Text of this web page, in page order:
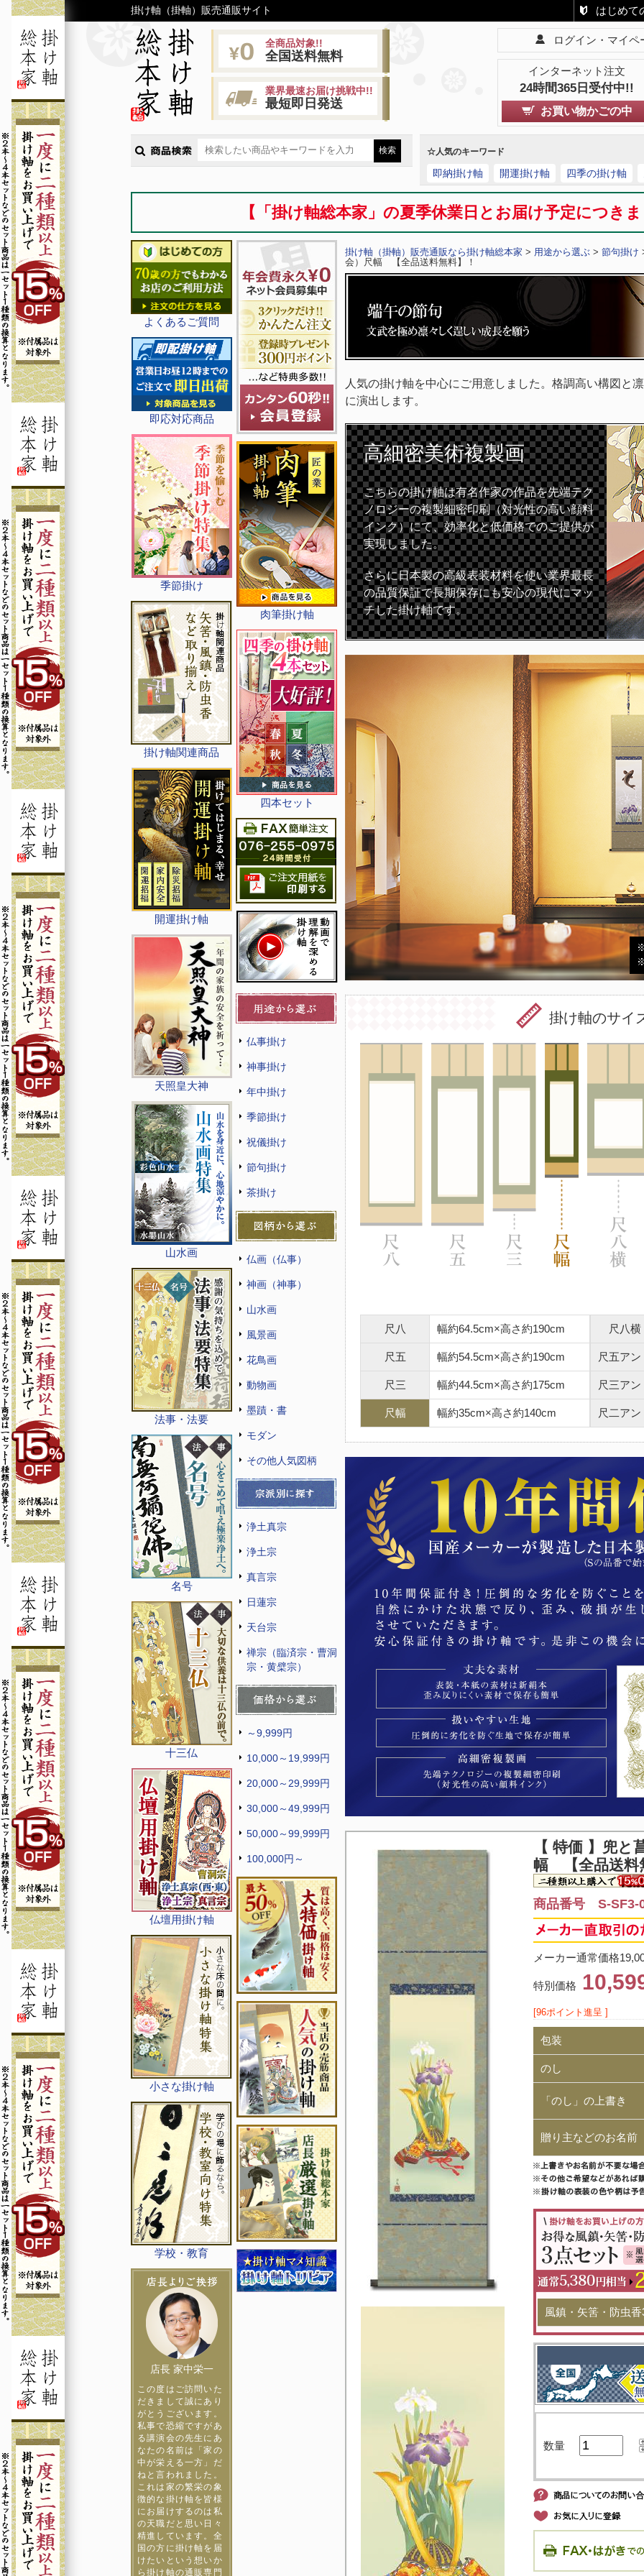
掛け軸（掛軸）販売通販サイト はじめて
全商品対象!!
全国送料無料
業界最速お届け挑戦中!!
最短即日発送
ログイン・マイペ
インターネット注文
24時間365日受付中!!
お買い物かごの中
☆人気のキーワード
即納掛け軸 開運掛け軸 四季の掛け軸
【「掛け軸総本家」の夏季休業日とお届け予定につ
よくあるご質問
即応対応商品
季節掛け
掛け軸関連商品
開運掛け軸
天照皇大神
山水画
法事・法要
名号
十三仏
仏壇用掛け軸
小さな掛け軸
学校・教育
店長 家中栄一
この度はご訪問いた
だきまして誠にあり
がとうございます。
私事で恐縮ですがあ
る講演会の先生にあ
なたの名前は「家の
中が栄える一方」だ
ねと言われました。
これは家の繁栄の象
徴的な掛け軸を皆様
にお届けするのは私
の天職だと思い日々
精進しています。全
国の方に掛け軸を届
けたいという想いか
ら掛け軸の通販専門
肉筆掛け軸
四本セット
仏事掛け
神事掛け
年中掛け
季節掛け
祝儀掛け
節句掛け
茶掛け
仏画（仏事）
神画（神事）
山水画
風景画
花鳥画
動物画
墨蹟・書
モダン
その他人気図柄
浄土真宗
浄土宗
真言宗
日蓮宗
天台宗
禅宗（臨済宗・曹洞
宗・黄檗宗）
～9,999円
10,000～19,999円
20,000～29,999円
30,000～49,999円
50,000～99,999円
100,000円～
掛け軸（掛軸）販売通販なら掛け軸総本家 > 用途から選ぶ > 節句掛け
会）尺幅 【全品送料無料】！
人気の掛け軸を中心にご用意しました。格調高い構図と
に演出します。
高細密美術複製画
こちらの掛け軸は有名作家の作品を先端テク
ノロジーの複製細密印刷（対光性の高い顔料
インク）にて、効率化と低価格でのご提供が
実現しました。
さらに日本製の高級表装材料を使い業界最長
の品質保証で長期保存にも安心の現代にマッ
チした掛け軸です。
掛け軸のサイ
尺八 幅約64.5cm×高さ約190cm
尺五 幅約54.5cm×高さ約190cm
尺三 幅約44.5cm×高さ約175cm
尺幅 幅約35cm×高さ約140cm
尺八横
尺五アン
尺三アン
尺二アン
【 特価 】 兜と
幅 【全品送料
商品番号 S-SF3-
メーカー通常価格
特別価格
[96ポイント進呈 ]
包装
のし
「のし」の上書き
贈り主などのお名前
風鎮・矢筈・防虫
数量